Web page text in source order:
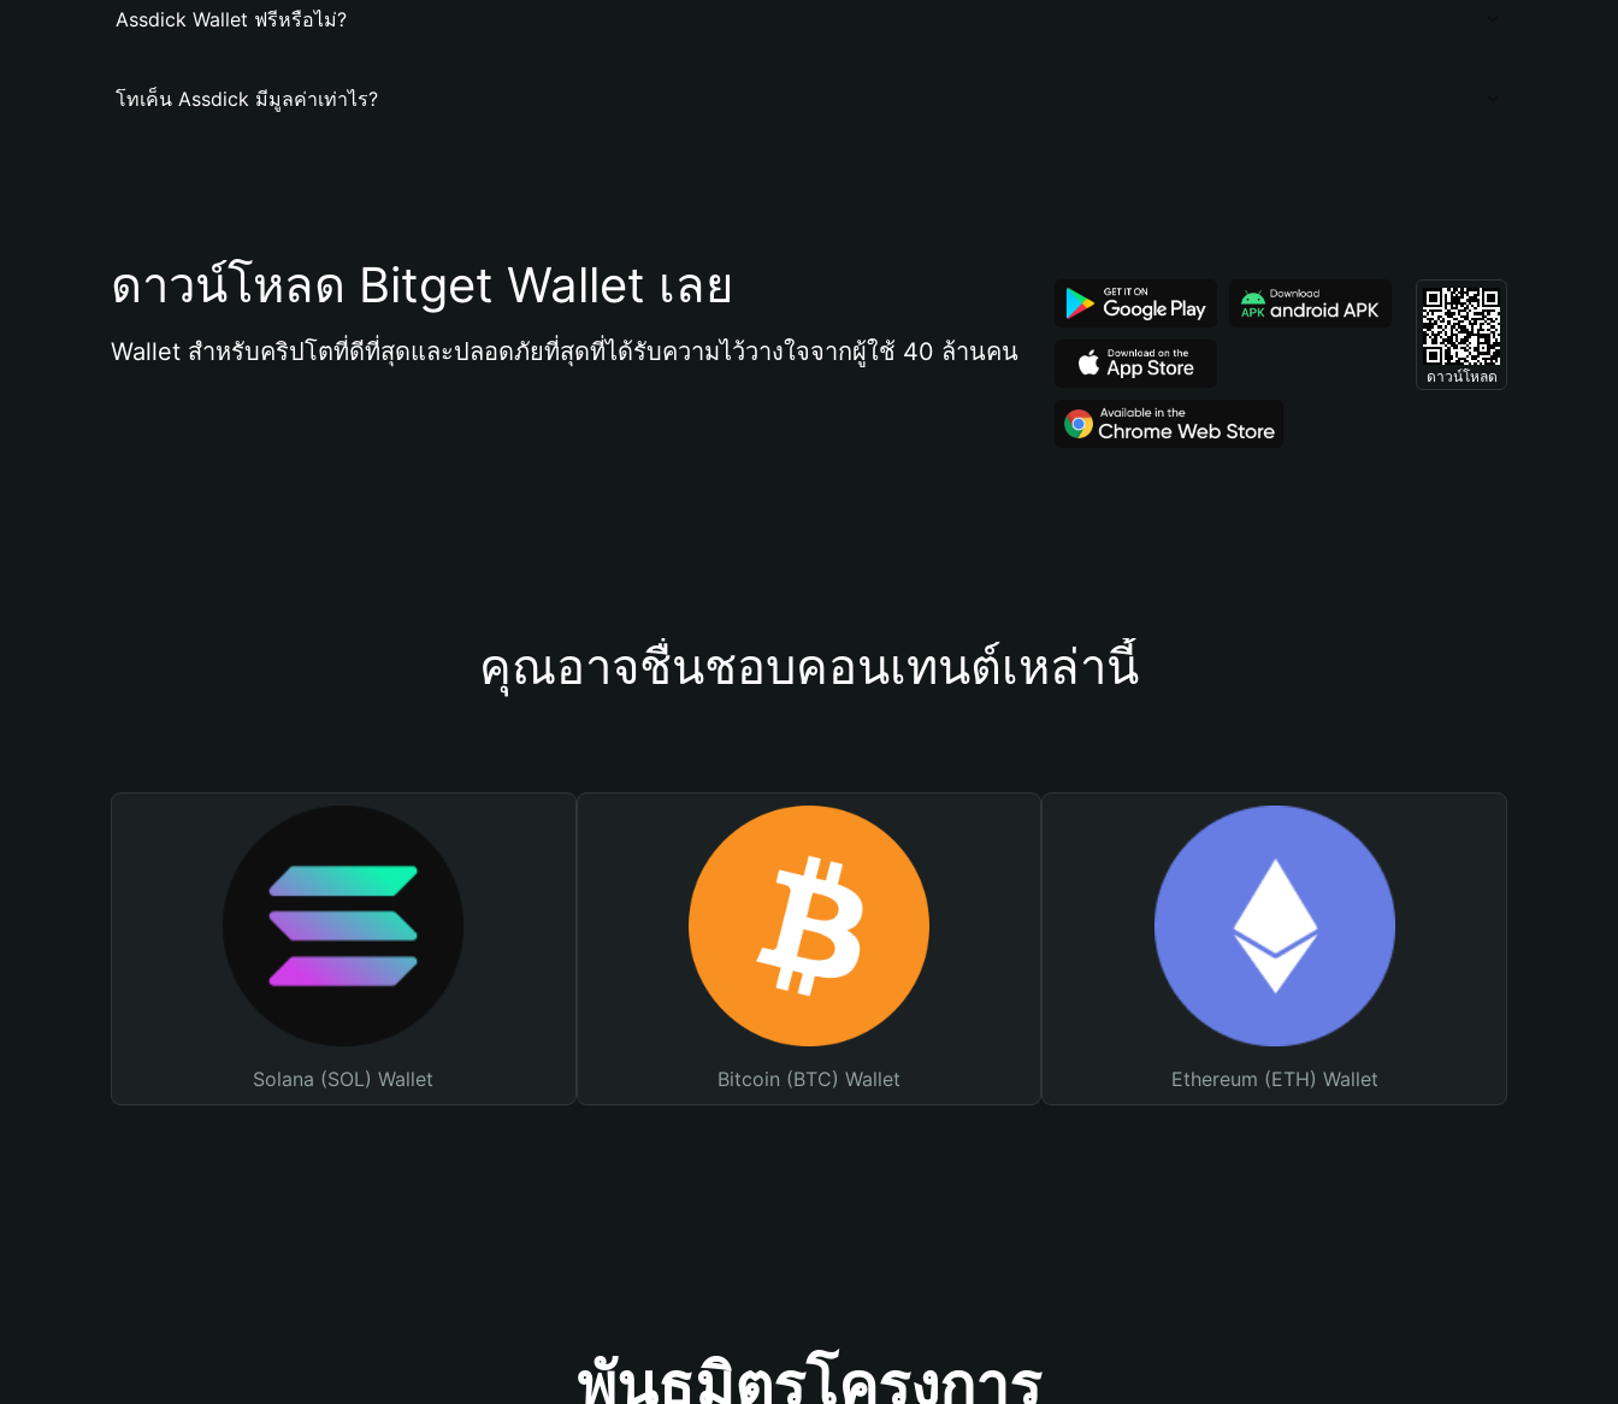
Assdick Wallet ฟรีหรือไม่?
โทเค็น Assdick มีมูลค่าเท่าไร?
ดาวน์โหลด Bitget Wallet เลย
Wallet สำหรับคริปโตที่ดีที่สุดและปลอดภัยที่สุดที่ได้รับความไว้วางใจจากผู้ใช้ 40 ล้านคน
ดาวน์โหลด
คุณอาจชื่นชอบคอนเทนต์เหล่านี้
Solana (SOL) Wallet Bitcoin (BTC) Wallet Ethereum (ETH) Wallet
พันธมิตรโครงการ